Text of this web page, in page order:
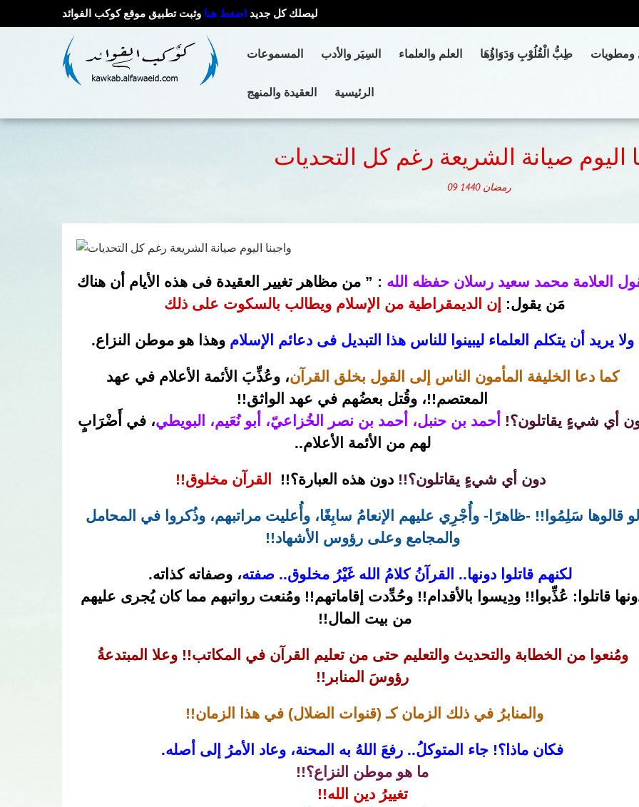
ليصلك كل جديد اضغط هنا وثبت تطبيق موقع كوكب الفوائد
المسموعات السِيَر والأدب العلم والعلماء طِبُّ الْقُلُوْبِ وَدَوَاؤُهَا ومطويات
العقيدة والمنهج الرئيسية
اليوم صيانة الشريعة رغم كل التحديات
09 رمضان 1440
العلامة محمد سعيد رسلان حفظه الله : ” من مظاهر تغيير العقيدة فى هذه الأيام أن هناك
مَن يقول:
إن الديمقراطية من الإسلام ويطالب بالسكوت على ذلك
ولا يريد أن يتكلم العلماء ليبينوا للناس هذا التبديل فى دعائم الإسلام وهذا هو موطن النزاع.
كما دعا الخليفة المأمون الناس إلى القول بخلق القرآن، وعُذِّبَ الأئمة الأعلام في عهد
المعتصم!!، وقُتل بعضُهم في عهد الواثق!!
أي شيءٍ يقاتلون؟!
أحمد بن حنبل، أحمد بن نصر الخُزاعيّ، أبو نُعَيم، البويطي، في أَضْرَابٍ
لهم من الأئمة الأعلام..
دون أي شيءٍ يقاتلون؟!! دون هذه العبارة؟!! القرآن مخلوق!!
لو قالوها سَلِمُوا!! -ظاهرًا- وأُجْرِي عليهم الإنعامُ سابِغًا، وأُعليت مراتبهم، وذُكروا في المحامل
والمجامع وعلى رؤوس الأشهاد!!
لكنهم قاتلوا دونها.. القرآنُ كلامُ الله غَيْرُ مخلوق.. صفته، وصفاته كذاته.
قاتلوا: عُذِّبوا!! ودِيسوا بالأقدام!! وحُدِّدت إقاماتهم!! ومُنعت رواتبهم مما كان يُجرى عليهم
من بيت المال!!
ومُنعوا من الخطابة والتحديث والتعليم حتى من تعليم القرآن في المكاتب!! وعلا المبتدعةُ
رؤوسَ المنابر!!
والمنابرُ في ذلك الزمان كـ (قنوات الضلال) في هذا الزمان!!
فكان ماذا؟! جاء المتوكلُ.. رفعَ اللهُ به المحنة، وعاد الأمرُ إلى أصله.
ما هو موطن النزاع؟!!
تغييرُ دين الله!!